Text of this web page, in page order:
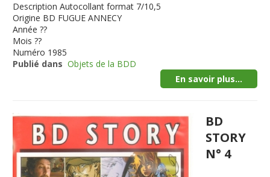
Description Autocollant format 7/10,5
Origine BD FUGUE ANNECY
Année ??
Mois ??
Numéro 1985
Publié dans Objets de la BDD
En savoir plus...
BD
STORY
N° 4